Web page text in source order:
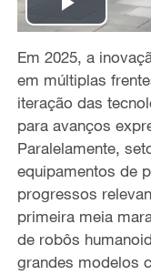
P
l
a
y
V
i
Em 2025, a
em múltiplas
iteração das
para avanços
Paralelamente,
equipamentos de
progressos
primeira meia
de robôs
grandes modelos